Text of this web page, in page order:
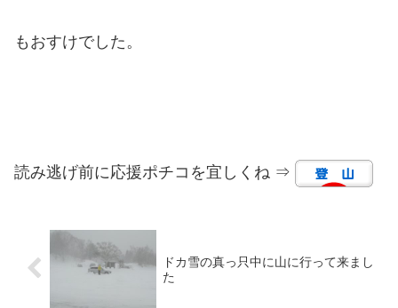
もおすけでした。
読み逃げ前に応援ポチコを宜しくね ⇒
ドカ雪の真っ只中に山に行って来まし
た